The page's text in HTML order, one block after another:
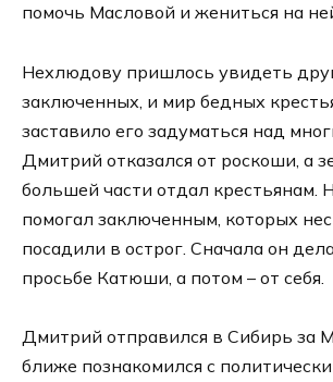
помочь Масловой и жениться на
Нехлюдову пришлось увидеть
заключенных, и мир бедных
заставило его задуматься над
Дмитрий отказался от роскоши, а
большей части отдал крестьянам.
помогал заключенным, которых
посадили в острог. Сначала он
просьбе Катюши, а потом – от себя.
Дмитрий отправился в Сибирь за
ближе познакомился с